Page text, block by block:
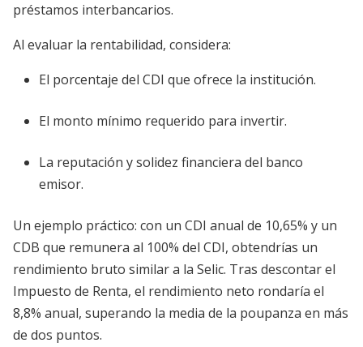
préstamos interbancarios.
Al evaluar la rentabilidad, considera:
El porcentaje del CDI que ofrece la institución.
El monto mínimo requerido para invertir.
La reputación y solidez financiera del banco
emisor.
Un ejemplo práctico: con un CDI anual de 10,65% y un
CDB que remunera al 100% del CDI, obtendrías un
rendimiento bruto similar a la Selic. Tras descontar el
Impuesto de Renta, el rendimiento neto rondaría el
8,8% anual, superando la media de la poupanza en más
de dos puntos.